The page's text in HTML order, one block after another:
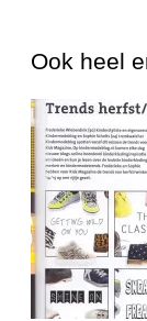
Ook heel